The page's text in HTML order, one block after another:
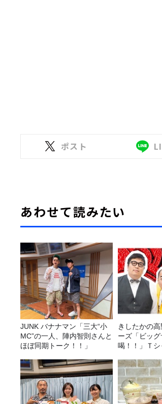
ポスト
あわせて読みたい
JUNK バナナマン「三大“小
MC”の一人、陣内智則さんと
ほぼ同期トーク！！」
きしたかの
ーズ「ビッ
喝！！」Ｔ